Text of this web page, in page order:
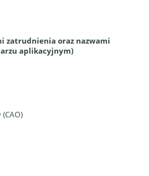
zatrudnienia oraz nazwami
aplikacyjnym)